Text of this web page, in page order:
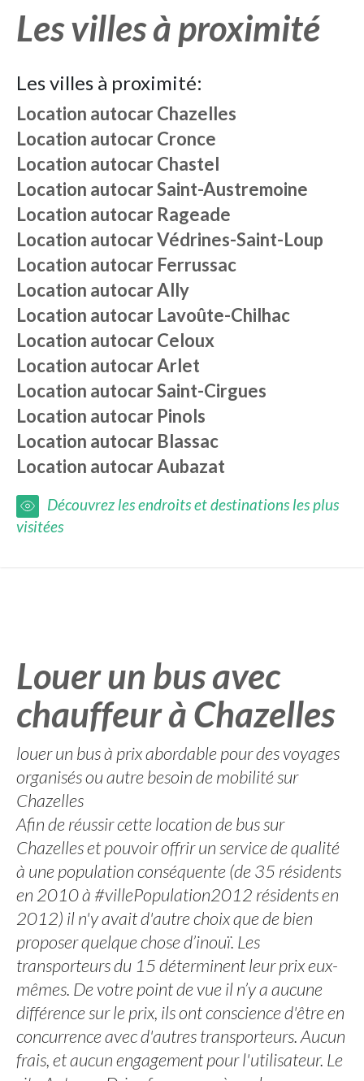
Les villes à proximité
Les villes à proximité:
Location autocarChazelles
Location autocarCronce
Location autocarChastel
Location autocarSaint-Austremoine
Location autocar Rageade
Location autocarVédrines-Saint-Loup
Location autocar Ferrussac
Location autocarAlly
Location autocar Lavoûte-Chilhac
Location autocarCeloux
Location autocarArlet
Location autocarSaint-Cirgues
Location autocar Pinols
Location autocar Blassac
Location autocarAubazat
Découvrez les endroits et destinations les plus
visitées
Louer un bus avec
chauffeur à Chazelles
louer un bus à prix abordable pour des voyages
organisés ou autre besoin de mobilité sur
Chazelles
Afin de réussir cette location de bus sur
Chazelles et pouvoir offrir un service de qualité
à une population conséquente (de 35 résidents
en 2010 à #villePopulation2012 résidents en
2012) il n'y avait d'autre choix que de bien
proposer quelque chose d’inouï. Les
transporteurs du 15 déterminent leur prix eux-
mêmes. De votre point de vue il n’y a aucune
différence sur le prix, ils ont conscience d'être en
concurrence avec d'autres transporteurs. Aucun
frais, et aucun engagement pour l'utilisateur. Le